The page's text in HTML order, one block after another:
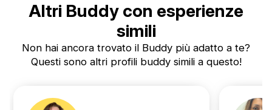
Altri Buddy con esperienze
simili
Non hai ancora trovato il Buddy più adatto a te?
Questi sono altri profili buddy simili a questo!